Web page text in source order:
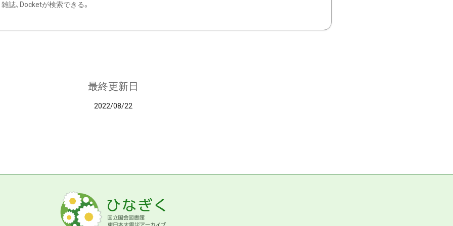
雑誌、Docketが検索できる。
最終更新日
2022/08/22